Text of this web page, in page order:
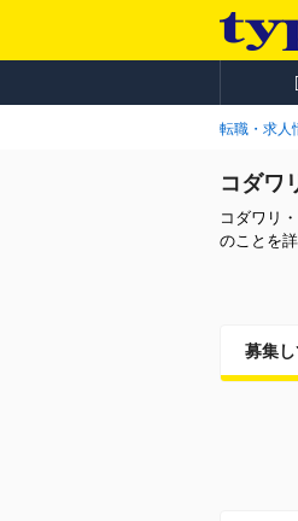
転職・求人
コダワ
コダワリ
のことを
募集